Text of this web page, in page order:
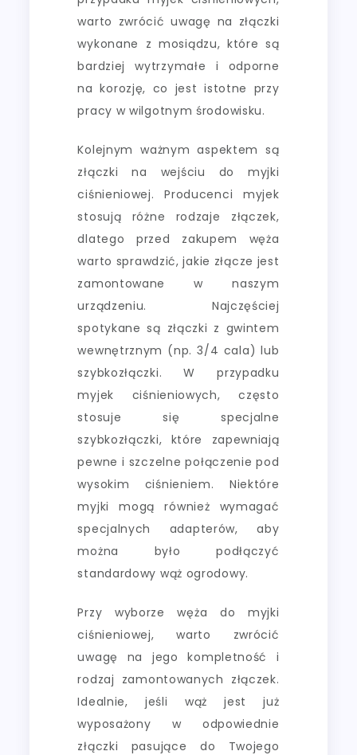
warto zwrócić uwagę na złączki
wykonane z mosiądzu, które są
bardziej wytrzymałe i odporne
na korozję, co jest istotne przy
pracy w wilgotnym środowisku.
Kolejnym ważnym aspektem są
złączki na wejściu do myjki
ciśnieniowej. Producenci myjek
stosują różne rodzaje złączek,
dlatego przed zakupem węża
warto sprawdzić, jakie złącze jest
zamontowane w naszym
urządzeniu. Najczęściej
spotykane są złączki z gwintem
wewnętrznym (np. 3/4 cala) lub
szybkozłączki. W przypadku
myjek ciśnieniowych, często
stosuje się specjalne
szybkozłączki, które zapewniają
pewne i szczelne połączenie pod
wysokim ciśnieniem. Niektóre
myjki mogą również wymagać
specjalnych adapterów, aby
można było podłączyć
standardowy wąż ogrodowy.
Przy wyborze węża do myjki
ciśnieniowej, warto zwrócić
uwagę na jego kompletność i
rodzaj zamontowanych złączek.
Idealnie, jeśli wąż jest już
wyposażony w odpowiednie
złączki pasujące do Twojego